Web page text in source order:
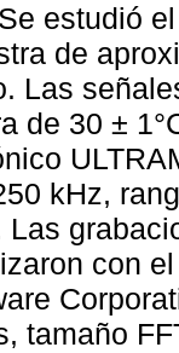
Se estudió
de
Las
de 30 ±
kHz,
Las
con
tamaño